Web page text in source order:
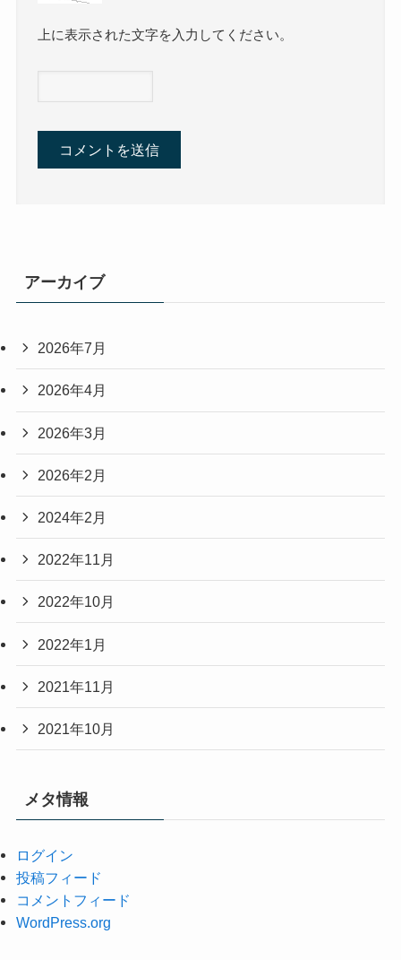
上に表示された文字を入力してください。
アーカイブ
2026年7月
2026年4月
2026年3月
2026年2月
2024年2月
2022年11月
2022年10月
2022年1月
2021年11月
2021年10月
メタ情報
ログイン
投稿フィード
コメントフィード
WordPress.org